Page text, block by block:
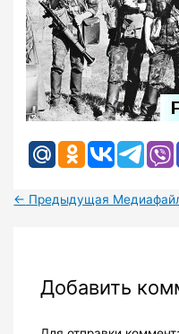
← Предыдущая
Добавить